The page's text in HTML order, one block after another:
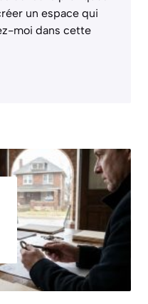
un espace qui
moi dans cette